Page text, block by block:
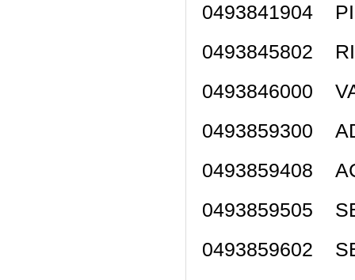
0493841904
0493845802
0493859300
0493859408
0493859505
0493859602